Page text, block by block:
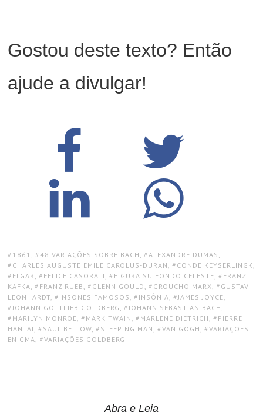
Gostou deste texto? Então
ajude a divulgar!
TAGS:
1861 , 48 VARIAÇÕES SOBRE BACH , ALEXANDRE DUMAS
CHARLES AUGUSTE EMILE CAROLUS-DURAN , CONDE KEYSERLINGK
ELGAR , FELICE CASORATI , FIGURA SU FONDO CELESTE , FRANZ
KAFKA , FRANZ RUEB , GLENN GOULD , GROUCHO MARX , GUSTAV
LEONHARDT , INSONES FAMOSOS , INSÔNIA , JAMES JOYCE
JOHANN GOTTLIEB GOLDBERG , JOHANN SEBASTIAN BACH
MARILYN MONROE , MARK TWAIN , MARLENE DIETRICH , PIERRE
HANTAÏ , SAUL BELLOW , SLEEPING MAN , VAN GOGH , VARIAÇÕES
ENIGMA , VARIAÇÕES GOLDBERG
Abra e Leia